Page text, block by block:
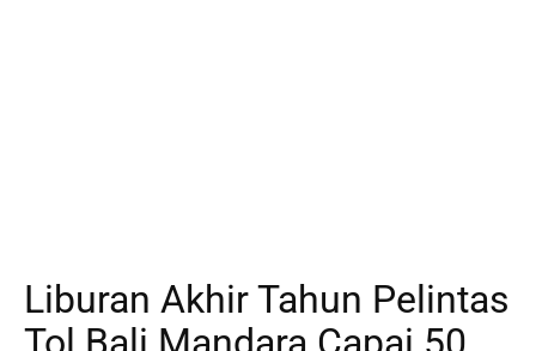
Liburan Akhir Tahun Pelintas